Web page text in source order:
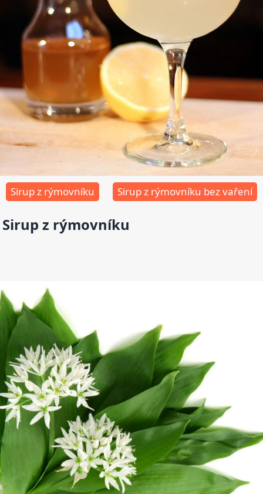
Sirup z rýmovníku Sirup z rýmovníku bez vaření
Sirup z rýmovníku